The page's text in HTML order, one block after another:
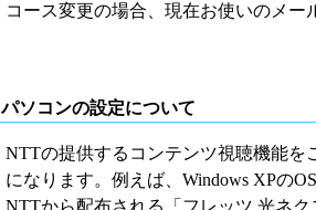
コース変更の場合、現在お使いのメー
パソコンの設定について
NTTの提供するコンテンツ視聴機能を
になります。例えば、Windows XPの
NTTから配布される「フレッツ 光ネ